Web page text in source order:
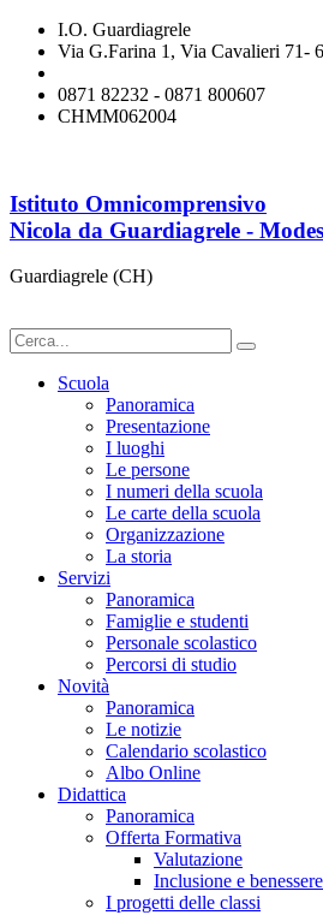
I.O. Guardiagrele
Via G.Farina 1, Via Cavalieri 71-
0871 82232 - 0871 800607
CHMM062004
Istituto Omnicomprensivo
Nicola da Guardiagrele -
Guardiagrele (CH)
Scuola
Panoramica
Presentazione
I luoghi
Le persone
I numeri della scuola
Le carte della scuola
Organizzazione
La storia
Servizi
Panoramica
Famiglie e studenti
Personale scolastico
Percorsi di studio
Novità
Panoramica
Le notizie
Calendario scolastico
Albo Online
Didattica
Panoramica
Offerta Formativa
Valutazione
Inclusione e
I progetti delle classi